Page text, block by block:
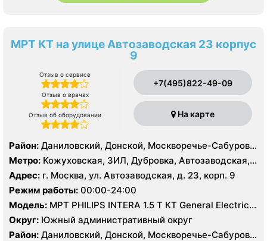
МРТ КТ на улице Автозаводская 23 корпус
9
Отзыв о сервисе
Отзыв о врачах
Отзыв об оборудовании
+7(495)822-49-09
На карте
Район: Даниловский, Донской, Москворечье-Сабурово,
Нагатино-Садовники, Нагатинский Затон, Нагорный
Метро: Кожуховская, ЗИЛ, Дубровка, Автозаводская,
Нагатинская, Технопарк, Тульская, Угрешская
Адрес: г. Москва, ул. Автозаводская, д. 23, корп. 9
Режим работы: 00:00-24:00
Модель: МРТ PHILIPS INTERA 1.5 T КТ General Electric
LIGHT SPEED 64 среза
Округ: Южный административный округ
Район: Даниловский, Донской, Москворечье-Сабурово,